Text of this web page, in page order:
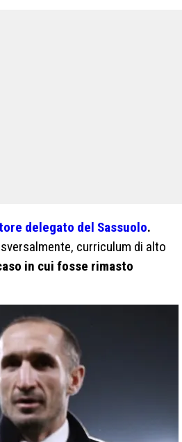
delegato del Sassuolo.
curriculum di alto
in cui fosse rimasto